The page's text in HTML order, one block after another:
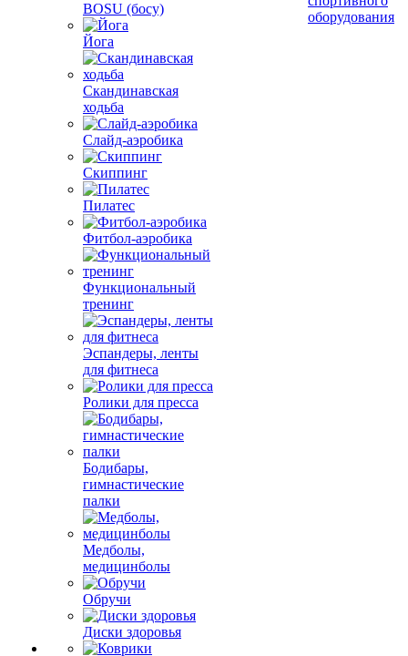
BOSU (босу)
Йога
Скандинавская
ходьба
Слайд-аэробика
Скиппинг
Пилатес
Фитбол-аэробика
Функциональный
тренинг
Эспандеры, ленты
для фитнеса
Ролики для пресса
Бодибары,
гимнастические
палки
Медболы,
медицинболы
Обручи
Диски здоровья
оборудования